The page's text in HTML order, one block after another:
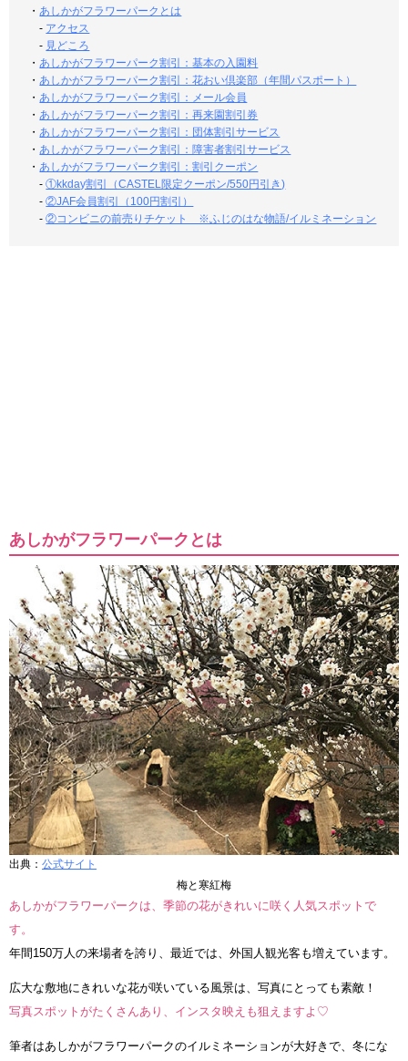
・あしかがフラワーパークとは
- アクセス
- 見どころ
・あしかがフラワーパーク割引：基本の入園料
・あしかがフラワーパーク割引：花おい倶楽部（年間パスポート）
・あしかがフラワーパーク割引：メール会員
・あしかがフラワーパーク割引：再来園割引券
・あしかがフラワーパーク割引：団体割引サービス
・あしかがフラワーパーク割引：障害者割引サービス
・あしかがフラワーパーク割引：割引クーポン
-①kkday割引（CASTEL限定クーポン/550円引き)
-②JAF会員割引（100円割引）
-②コンビニの前売りチケット ※ふじのはな物語/イルミネーション
あしかがフラワーパークとは
出典： 公式サイト
梅と寒紅梅
あしかがフラワーパークは、季節の花がきれいに咲く人気スポットで
す。
年間150万人の来場者を誇り、最近では、外国人観光客も増えています。
広大な敷地にきれいな花が咲いている風景は、写真にとっても素敵！
写真スポットがたくさんあり、インスタ映えも狙えますよ♡
筆者はあしかがフラワーパークのイルミネーションが大好きで、冬にな